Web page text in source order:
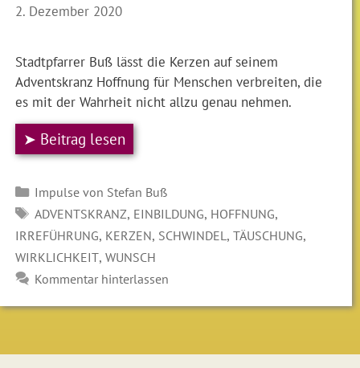
2. Dezember 2020
Stadtpfarrer Buß lässt die Kerzen auf seinem
Adventskranz Hoffnung für Menschen verbreiten, die
es mit der Wahrheit nicht allzu genau nehmen.
➤ Beitrag lesen
Kategorien
Impulse von Stefan Buß
SCHLAGWÖRTER
ADVENTSKRANZ, EINBILDUNG, HOFFNUNG,
IRREFÜHRUNG, KERZEN, SCHWINDEL,TÄUSCHUNG,
WIRKLICHKEIT,WUNSCH
Kommentar hinterlassen